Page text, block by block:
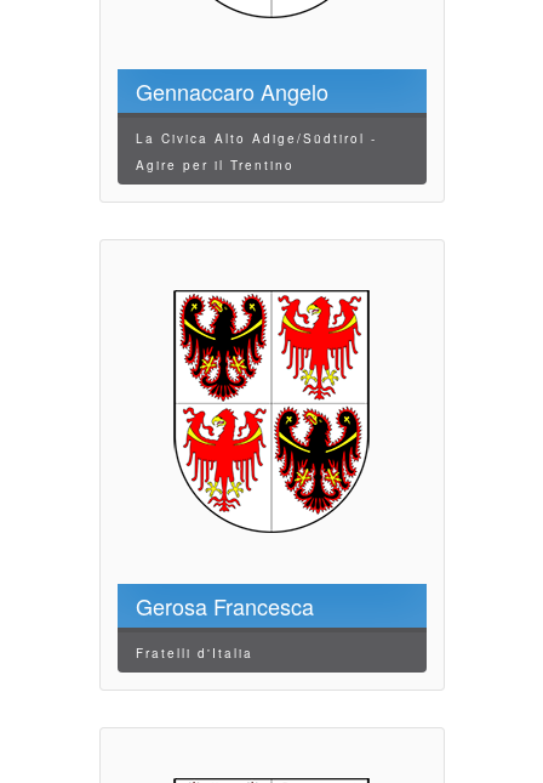
Gennaccaro Angelo
La Civica Alto Adige/Südtirol -
Agire per il Trentino
Gerosa Francesca
Fratelli d'Italia